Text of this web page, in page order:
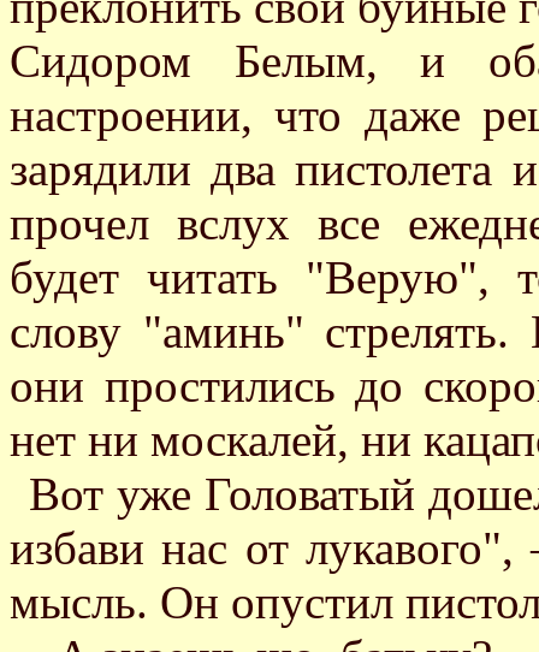
Сидором Белым, и
настроении, что даже
зарядили два пистолета
прочел вслух все
будет читать "Верую",
слову "аминь"
они простились до
нет ни москалей, ни
Вот уже Головатый
избави нас от
мысль. Он опустил